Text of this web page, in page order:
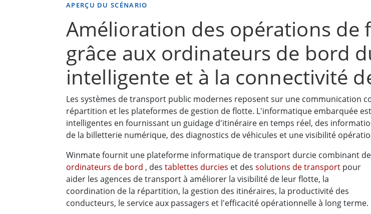
APERÇU DU SCÉNARIO
Amélioration des opérations de
grâce aux ordinateurs de bord
intelligente et à la connectivité
Les systèmes de transport public modernes reposent sur une communication
répartition et les plateformes de gestion de flotte. L'informatique embarquée
intelligentes en fournissant un guidage d'itinéraire en temps réel, des
de la billetterie numérique, des diagnostics de véhicules et une visibilité
Winmate fournit une plateforme informatique de transport durcie combinant
ordinateurs de bord , des tablettes durcies et des solutions de transport pour
aider les agences de transport à améliorer la visibilité de leur flotte, la
coordination de la répartition, la gestion des itinéraires, la productivité des
conducteurs, le service aux passagers et l'efficacité opérationnelle à long terme.